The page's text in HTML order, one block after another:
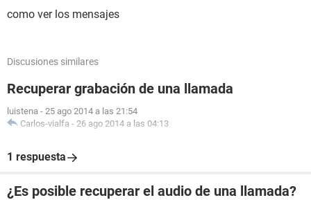
como ver los mensajes
Discusiones similares
Recuperar grabación de una llamada
luistena - 25 ago 2014 a las 21:54
Carlos-vialfa - 26 ago 2014 a las 04:13
1 respuesta
¿Es posible recuperar el audio de una llamada?